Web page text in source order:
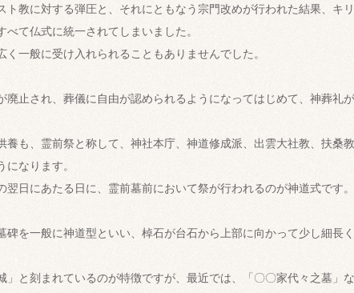
ト教に対する弾圧と、それにともなう宗門改めが行われた結果、キ
て仏式に統一されてしまいました。
一般に受け入れられることもありませんでした。
廃止され、葬儀に自由が認められるようになってはじめて、神葬礼
養も、霊前祭と称して、神社本庁、神道修成派、出雲大社教、扶桑
なります。
翌日にあたる日に、霊前墓前において祭が行われるのが神道式です。
碑を一般に神道型といい、棹石が台石から上部に向かって少し細長
」と刻まれているのが特徴ですが、最近では、「〇〇家代々之墓」